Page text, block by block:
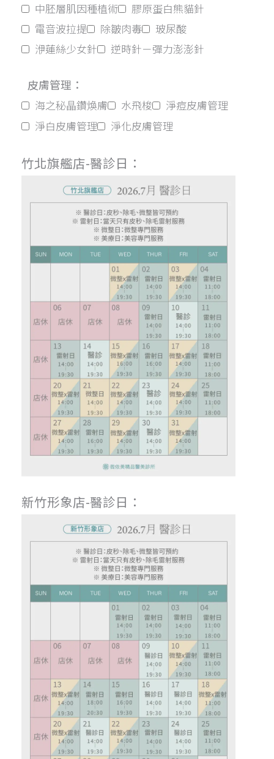
中胚層肌因種植術
膠原蛋白熊貓針
電音波拉提
除皺肉毒
玻尿酸
洢蓮絲少女針
逆時針－彈力澎澎針
皮膚管理：
海之秘晶鑽煥膚 水飛梭
淨痘皮膚管理
淨白皮膚管理
淨化皮膚管理
竹北旗艦店-醫診日：
新竹形象店-醫診日：